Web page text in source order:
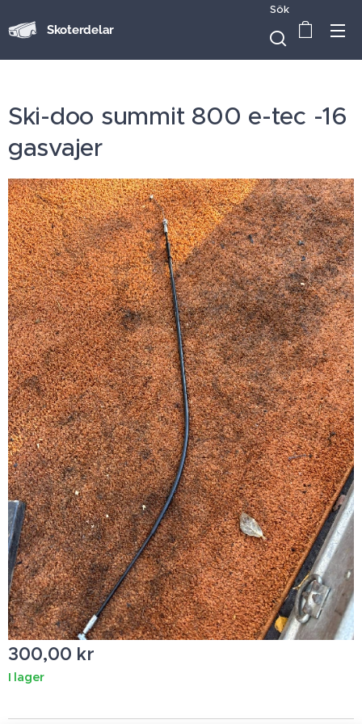
Skoterdelar
Sök
Ski-doo summit 800 e-tec -16
gasvajer
300,00 kr
I lager